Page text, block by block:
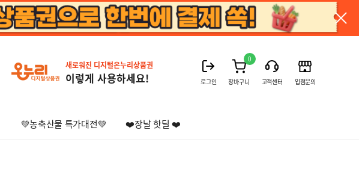
새로워진 디지털온누리상품권
이렇게 사용하세요! 로그인
0
장바구니 고객센터 입점문의
💚농축산물 특가대전💚 ❤️장날 핫딜 ❤️